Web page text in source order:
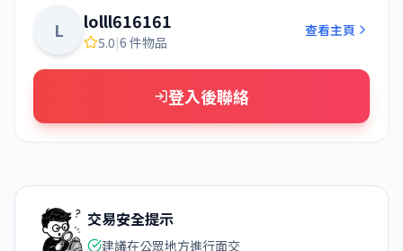
L lolll616161
5.0|6 件物品
查看主頁
登入後聯絡
交易安全提示
建議在公眾地方進行面交